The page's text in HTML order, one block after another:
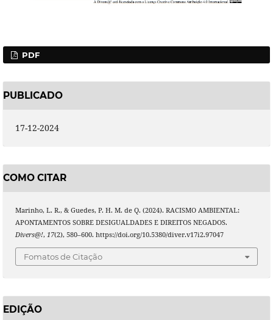
PDF
PUBLICADO
17-12-2024
COMO CITAR
Marinho, L. R., & Guedes, P. H. M. de Q. (2024). RACISMO AMBIENTAL:
APONTAMENTOS SOBRE DESIGUALDADES E DIREITOS NEGADOS.
Divers@!, 17(2), 580–600. https://doi.org/10.5380/diver.v17i2.97047
Fomatos de Citação
EDIÇÃO